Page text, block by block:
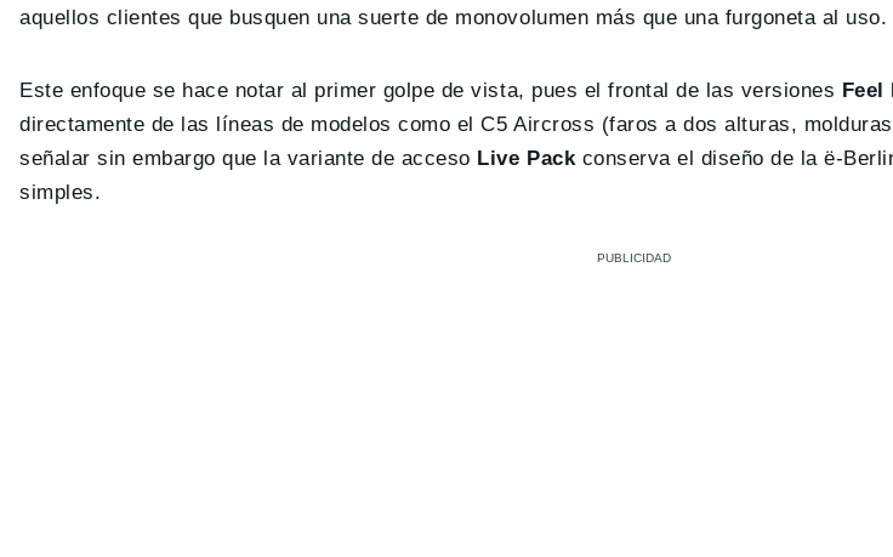
aquellos clientes que busquen una suerte de monovolumen más que una furgoneta al uso.
Este enfoque se hace notar al primer golpe de vista, pues el frontal de las versiones Feel
directamente de las líneas de modelos como el C5 Aircross (faros a dos alturas,
señalar sin embargo que la variante de acceso Live Pack conserva el diseño de la ë-
simples.